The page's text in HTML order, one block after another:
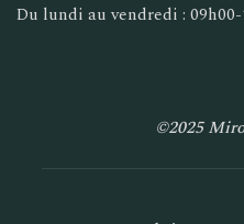
Du lundi au vendredi : 09h00-
©2025